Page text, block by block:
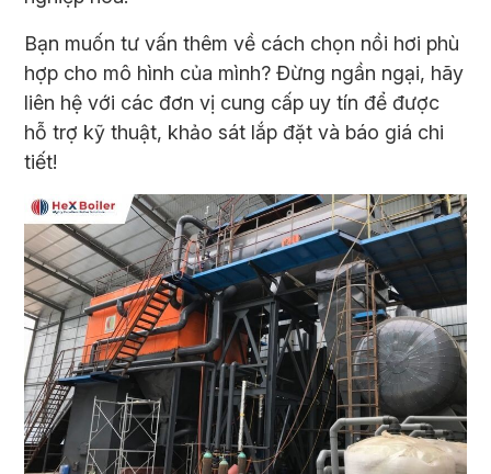
Bạn muốn tư vấn thêm về cách chọn nồi hơi phù
hợp cho mô hình của mình? Đừng ngần ngại, hãy
liên hệ với các đơn vị cung cấp uy tín để được
hỗ trợ kỹ thuật, khảo sát lắp đặt và báo giá chi
tiết!